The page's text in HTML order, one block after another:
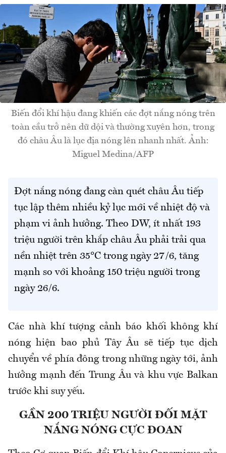
Biến đổi khí hậu đang khiến các đợt nắng nóng trên
toàn cầu trở nên dữ dội và thường xuyên hơn, trong
đó châu Âu là lục địa nóng lên nhanh nhất. Ảnh:
Miguel Medina/AFP
Đợt nắng nóng đang càn quét châu Âu tiếp
tục lập thêm nhiều kỷ lục mới về nhiệt độ và
phạm vi ảnh hưởng. Theo DW, ít nhất 193
triệu người trên khắp châu Âu phải trải qua
nền nhiệt trên 35°C trong ngày 27/6, tăng
mạnh so với khoảng 150 triệu người trong
ngày 26/6.
Các nhà khí tượng cảnh báo khối không khí
nóng hiện bao phủ Tây Âu sẽ tiếp tục dịch
chuyển về phía đông trong những ngày tới, ảnh
hưởng mạnh đến Trung Âu và khu vực Balkan
trước khi suy yếu.
GẦN 200 TRIỆU NGƯỜI ĐỐI MẶT
NẮNG NÓNG CỰC ĐOAN